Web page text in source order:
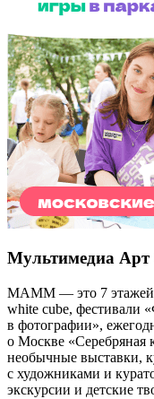
Мультимедиа Арт
МАММ — это 7 этажей
white cube, фестивали
в фотографии»,
о Москве «Серебряная
необычные выставки,
с художниками и
экскурсии и детские